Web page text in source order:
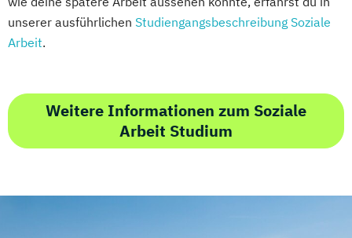
unserer ausführlichen Studiengangsbeschreibung Soziale
Arbeit.
Weitere Informationen zum Soziale
Arbeit Studium